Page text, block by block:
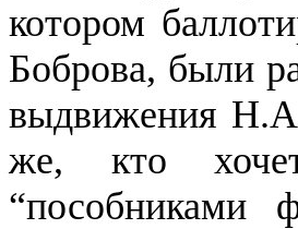
котором
Боброва, были
выдвижения
же, кто
“пособниками